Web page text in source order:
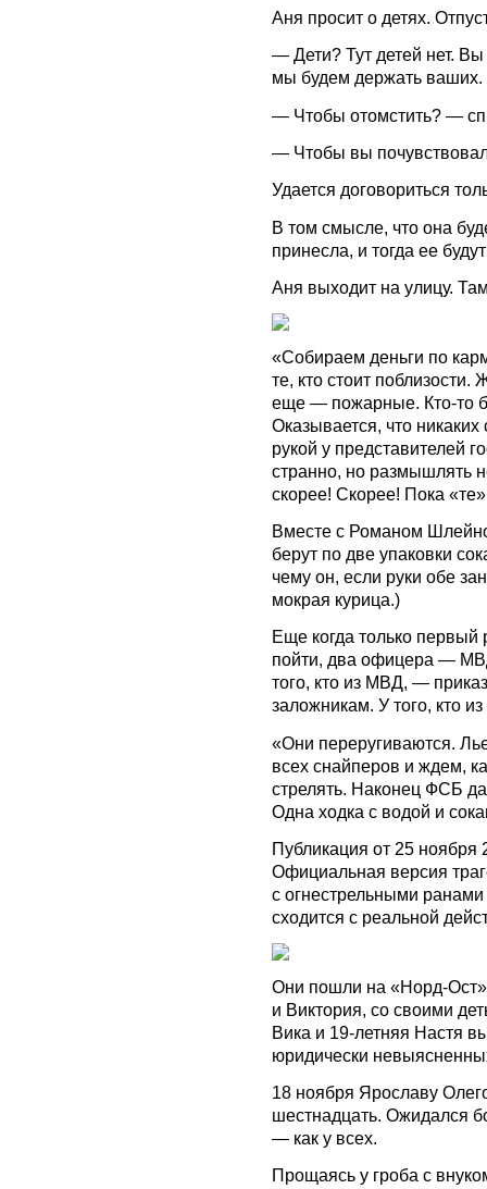
Аня просит о детях.
— Дети? Тут детей нет. Вы
мы будем держать ваших.
— Чтобы отомстить? —
— Чтобы вы
Удается договориться
В том смысле, что она
принесла, и тогда ее
Аня выходит на улицу.
«Собираем деньги по
те, кто стоит
еще — пожарные. Кто-то
Оказывается, что
рукой у представителей
странно, но размышлять
скорее! Скорее! Пока
Вместе с Романом
берут по две упаковки
чему он, если руки обе
мокрая курица.)
Еще когда только
пойти, два офицера —
того, кто из МВД, —
заложникам. У того, кто
«Они переругиваются.
всех снайперов и ждем,
стрелять. Наконец ФСБ
Одна ходка с водой и
Публикация от 25 ноября
Официальная версия
с огнестрельными
сходится с реальной
Они пошли на «Норд-
и Виктория, со своими
Вика и 19-летняя Настя
юридически
18 ноября Ярославу
шестнадцать. Ожидался
— как у всех.
Прощаясь у гроба с